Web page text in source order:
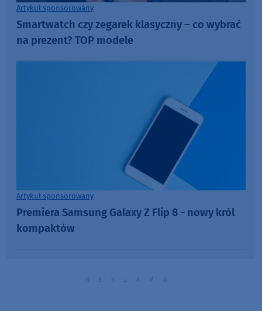
Artykuł sponsorowany
Smartwatch czy zegarek klasyczny – co wybrać
na prezent? TOP modele
Artykuł sponsorowany
Premiera Samsung Galaxy Z Flip 8 - nowy król
kompaktów